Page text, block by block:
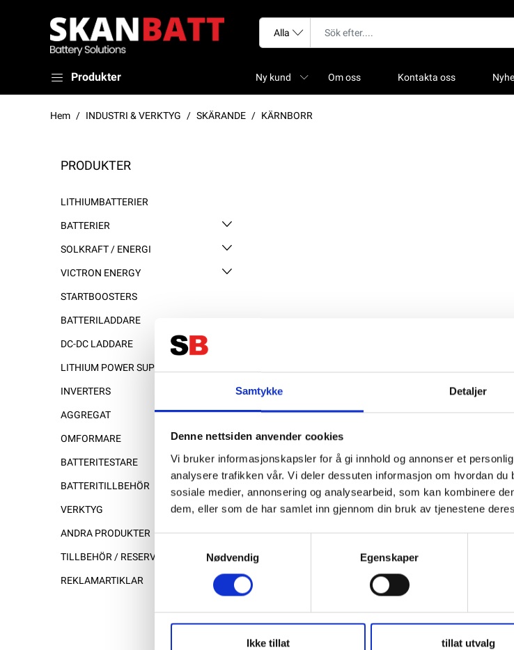
Samtykke Detaljer
Denne nettsiden anvender cookies
Vi bruker informasjonskapsler for å gi innhold og annonser et
analysere trafikken vår. Vi deler dessuten informasjon om hvordan
sosiale medier, annonsering og analysearbeid, som kan kombinere
dem, eller som de har samlet inn gjennom din bruk av tjenestene
Nødvendig
Egenskaper
Ikke tillat tillat utvalg
Produkter Ny kund Om oss Kontakta oss
Hem INDUSTRI & VERKTYG SKÄRANDE KÄRNBORR
PRODUKTER
LITHIUMBATTERIER
BATTERIER
SOLKRAFT / ENERGI
VICTRON ENERGY
STARTBOOSTERS
BATTERILADDARE
DC-DC LADDARE
LITHIUM POWER SUPPLY
INVERTERS
AGGREGAT
OMFORMARE
BATTERITESTARE
BATTERITILLBEHÖR
VERKTYG
ANDRA PRODUKTER
TILLBEHÖR / RESERVDELAR
REKLAMARTIKLAR